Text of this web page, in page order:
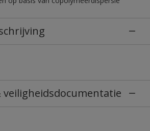
veiligheidsdocumentatie